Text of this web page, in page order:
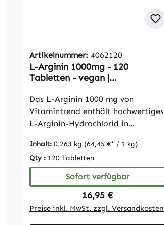
Artikelnummer: 4062120
L-Arginin 1000mg - 120
Tabletten - vegan |
Das L-Arginin 1000 mg von
Vitamintrend enthält hochwertiges
L-Arginin-Hydrochlorid in
1000 mg L-Arginin und eignet sich
ideal zur gezielten Ergänzung der
täglichen Ernährung. Die
Zusammensetzung mit
mikrokristalliner Cellulose als
Füllstoff sowie Stearinsäure und
Inhalt: 0.263 kg (64,45 €* / 1 kg)
Qty : 120 Tabletten
Sofort verfügbar
Regulärer Preis:
16,95 €
Preise inkl. MwSt. zzgl. Versandkosten